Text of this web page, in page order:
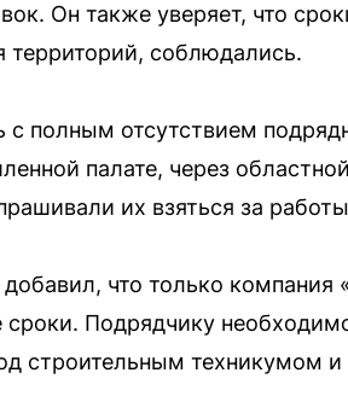
Он также уверяет, что
территорий, соблюдались.
с полным отсутствием
палате, через
их взяться за
что только
Подрядчику
строительным техникумом и